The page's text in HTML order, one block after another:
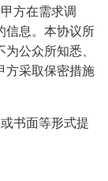
方在需求调
信息。本协议所
公众所知悉、
方采取保密措施
书面等形式提